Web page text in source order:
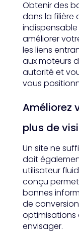
Obtenir des
dans la filière
améliorer
les liens
aux moteurs
autorité et
vous
Améliorez
plus de
Un site ne
doit
utilisateur
conçu permet
bonnes
de
optimisations
envisager.